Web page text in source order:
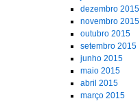
dezembro 2015
novembro 2015
outubro 2015
setembro 2015
junho 2015
maio 2015
abril 2015
março 2015